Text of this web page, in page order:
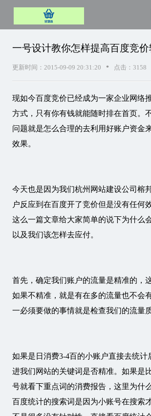
一号设计教你怎样提高百度竞
更新时间：2015-09-09 20:31:20 • 点击：3158
现如今百度竞价已经成为一家企业网络
方式，只有你有钱就能随时排在首页。
问题就是怎么合理的去利用好账户资金
效果。
今天也是因为我们杭州网站建设公司榕
户反应到在百度开了竞价但是没有任何
这么一篇文章给大家简单的说下为什么
以及我们该怎样去应付。
首先，确定我们账户的流量是精准的，
如果不精准，就是有在多的流量也不会
一必须要做的事情就是检查我们的流量质
如果是日消费3-4百的小账户直接去统计
进我们网站的关键词是否精准。如果是
号就看下重点词的消费报告，这里为什
百度统计的搜索词是因为小账号在搜索